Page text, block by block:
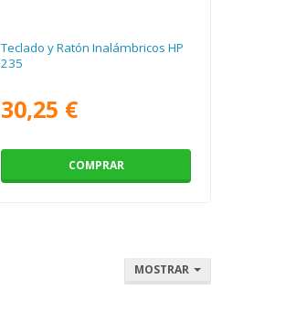
Teclado y Ratón Inalámbricos HP
235
30,25 €
COMPRAR
MOSTRAR